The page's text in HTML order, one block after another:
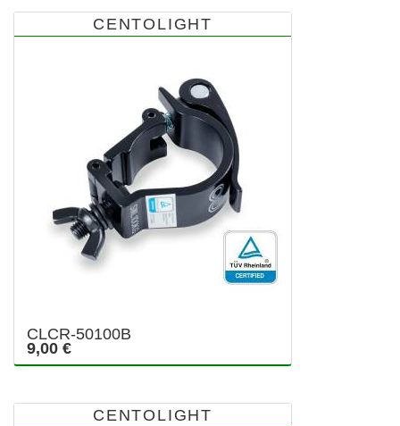
CENTOLIGHT
CLCR-50100B
9,00 €
CENTOLIGHT